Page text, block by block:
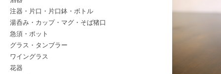
注器・片口・片口鉢・ボトル
湯呑み・カップ・マグ・そば猪口
急須・ポット
グラス・タンブラー
ワイングラス
花器